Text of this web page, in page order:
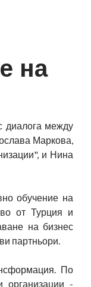
на
диалога между
Маркова,
и Нина
обучение на
от Турция и
на бизнес
партньори.
По
организации -